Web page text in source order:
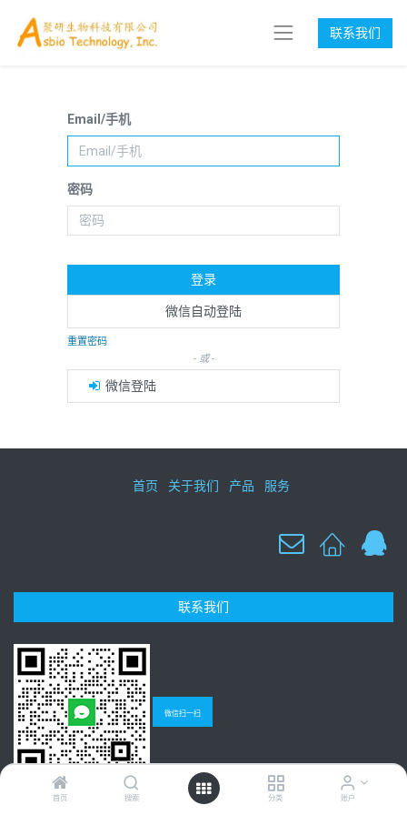
首页 搜索 分类 账户
联系我们
Email/手机
密码
登录
微信自动登陆
重置密码
- 或 -
微信登陆
首页 关于我们 产品 服务
联系我们
微信扫一扫
Copyright © 广州聚研生物科技有限公司
粤ICP备13017326号-1